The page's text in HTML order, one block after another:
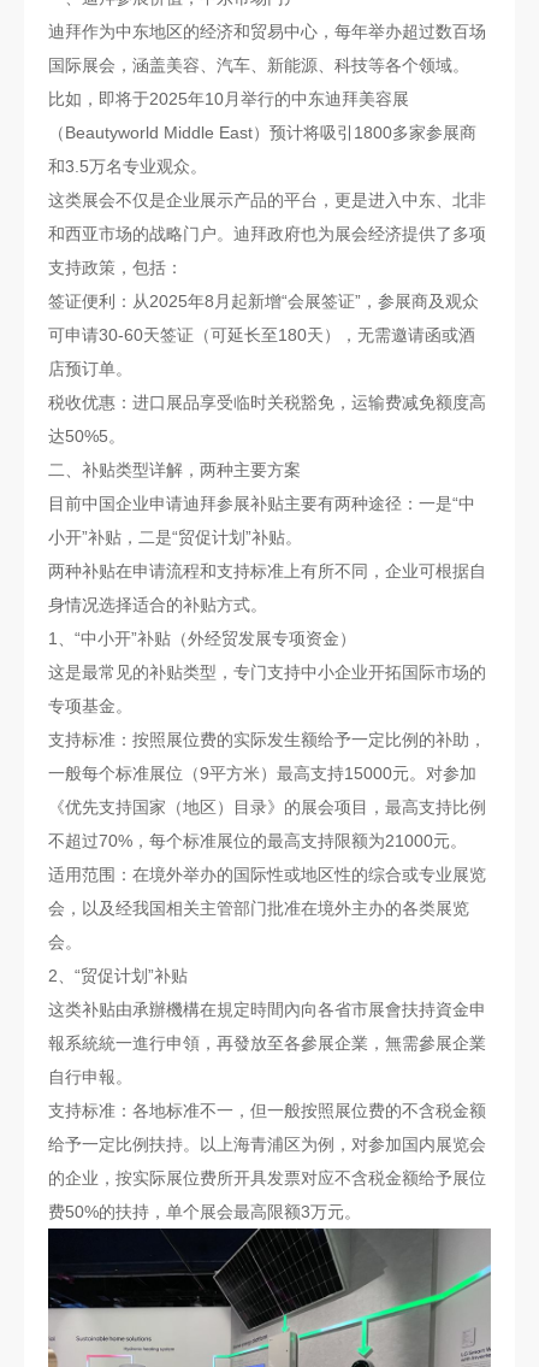
迪拜作为中东地区的经济和贸易中心，每年举办超过数百场
国际展会，涵盖美容、汽车、新能源、科技等各个领域。
比如，即将于2025年10月举行的中东迪拜美容展
（Beautyworld Middle East）预计将吸引1800多家参展商
和3.5万名专业观众。
这类展会不仅是企业展示产品的平台，更是进入中东、北非
和西亚市场的战略门户。迪拜政府也为展会经济提供了多项
支持政策，包括：
签证便利：从2025年8月起新增“会展签证”，参展商及观众
可申请30-60天签证（可延长至180天），无需邀请函或酒
店预订单。
税收优惠：进口展品享受临时关税豁免，运输费减免额度高
达50%5。
二、补贴类型详解，两种主要方案
目前中国企业申请迪拜参展补贴主要有两种途径：一是“中
小开”补贴，二是“贸促计划”补贴。
两种补贴在申请流程和支持标准上有所不同，企业可根据自
身情况选择适合的补贴方式。
1、“中小开”补贴（外经贸发展专项资金）
这是最常见的补贴类型，专门支持中小企业开拓国际市场的
专项基金。
支持标准：按照展位费的实际发生额给予一定比例的补助，
一般每个标准展位（9平方米）最高支持15000元。对参加
《优先支持国家（地区）目录》的展会项目，最高支持比例
不超过70%，每个标准展位的最高支持限额为21000元。
适用范围：在境外举办的国际性或地区性的综合或专业展览
会，以及经我国相关主管部门批准在境外主办的各类展览
会。
2、“贸促计划”补贴
这类补贴由承辦機構在規定時間內向各省市展會扶持資金申
報系統統一進行申領，再發放至各參展企業，無需參展企業
自行申報。
支持标准：各地标准不一，但一般按照展位费的不含税金额
给予一定比例扶持。以上海青浦区为例，对参加国内展览会
的企业，按实际展位费所开具发票对应不含税金额给予展位
费50%的扶持，单个展会最高限额3万元。